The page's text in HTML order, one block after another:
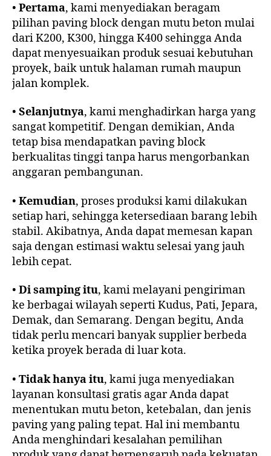
• Pertama, kami menyediakan beragam
pilihan paving block dengan mutu beton mulai
dari K200, K300, hingga K400 sehingga Anda
dapat menyesuaikan produk sesuai kebutuhan
proyek, baik untuk halaman rumah maupun
jalan komplek.
• Selanjutnya, kami menghadirkan harga yang
sangat kompetitif. Dengan demikian, Anda
tetap bisa mendapatkan paving block
berkualitas tinggi tanpa harus mengorbankan
anggaran pembangunan.
• Kemudian, proses produksi kami dilakukan
setiap hari, sehingga ketersediaan barang lebih
stabil. Akibatnya, Anda dapat memesan kapan
saja dengan estimasi waktu selesai yang jauh
lebih cepat.
• Di samping itu, kami melayani pengiriman
ke berbagai wilayah seperti Kudus, Pati, Jepara,
Demak, dan Semarang. Dengan begitu, Anda
tidak perlu mencari banyak supplier berbeda
ketika proyek berada di luar kota.
• Tidak hanya itu, kami juga menyediakan
layanan konsultasi gratis agar Anda dapat
menentukan mutu beton, ketebalan, dan jenis
paving yang paling tepat. Hal ini membantu
Anda menghindari kesalahan pemilihan